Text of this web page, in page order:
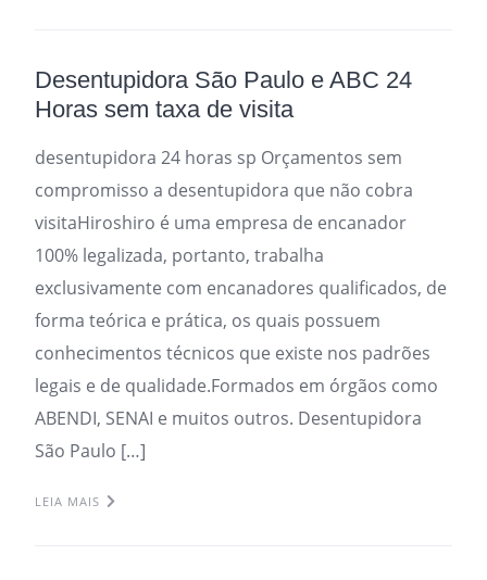
Desentupidora São Paulo e ABC 24
Horas sem taxa de visita
desentupidora 24 horas sp Orçamentos sem
compromisso a desentupidora que não cobra
visitaHiroshiro é uma empresa de encanador
100% legalizada, portanto, trabalha
exclusivamente com encanadores qualificados, de
forma teórica e prática, os quais possuem
conhecimentos técnicos que existe nos padrões
legais e de qualidade.Formados em órgãos como
ABENDI, SENAI e muitos outros. Desentupidora
São Paulo […]
LEIA MAIS